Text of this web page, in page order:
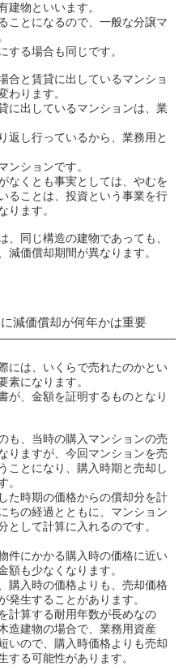
建物といいます。
ことになるので、一般な分譲マ
する場合も同じです。
合と賃貸に出しているマンショ
わります。
に出しているマンションは、業
返し行っているから、業務用と
ンションです。
なくとも事実としては、やむを
ることは、投資という事業を行
ります。
、同じ構造の建物であっても、
価償却期間が異なります。
減価償却が何年かは重要
には、いくらで売れたのかとい
素になります。
が、金額を証明するものとなり
も、当時の購入マンションの売
りますが、今回マンションを売
ことになり、購入時期と売却し
。
た時期の価格からの償却分を計
ちの経過とともに、マンション
して計算に入れるのです。
件にかかる購入時の価格に近い
額も少なくなります。
購入時の価格よりも、売却価格
発生することがあります。
計算する耐用年数が長めなの
造建物の場合で、業務用資産
いので、購入時価格よりも売却
する可能性があります。